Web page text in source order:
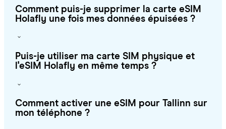
Comment puis-je supprimer la carte eSIM
Holafly une fois mes données épuisées ?
Puis-je utiliser ma carte SIM physique et
l'eSIM Holafly en même temps ?
Comment activer une eSIM pour Tallinn sur
mon téléphone ?